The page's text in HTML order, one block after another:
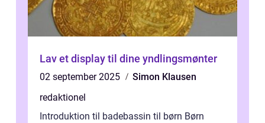
Lav et display til dine yndlingsmønter
02 september 2025
Simon Klausen
redaktionel
Introduktion til badebassin til børn Børn